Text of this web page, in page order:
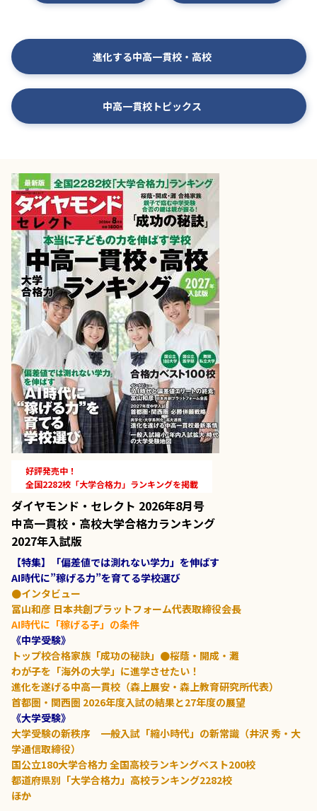
進化する中高一貫校・高校
中高一貫校トピックス
好評発売中！
全国2282校「大学合格力」ランキングを掲載
ダイヤモンド・セレクト 2026年8月号
中高一貫校・高校大学合格力ランキング
2027年入試版
【特集】「偏差値では測れない学力」を伸ばす
AI時代に”稼げる力”を育てる学校選び
●インタビュー
冨山和彦 日本共創プラットフォーム代表取締役会長
AI時代に「稼げる子」の条件
《中学受験》
トップ校合格家族「成功の秘訣」●桜蔭・開成・灘
わが子を「海外の大学」に進学させたい！
進化を遂げる中高一貫校（森上展安・森上教育研究所代表）
首都圏・関西圏 2026年度入試の結果と27年度の展望
《大学受験》
大学受験の新秩序 一般入試「縮小時代」の新常識（井沢 秀・大
学通信取締役）
国公立180大学合格力 全国高校ランキングベスト200校
都道府県別「大学合格力」高校ランキング2282校
――ほか